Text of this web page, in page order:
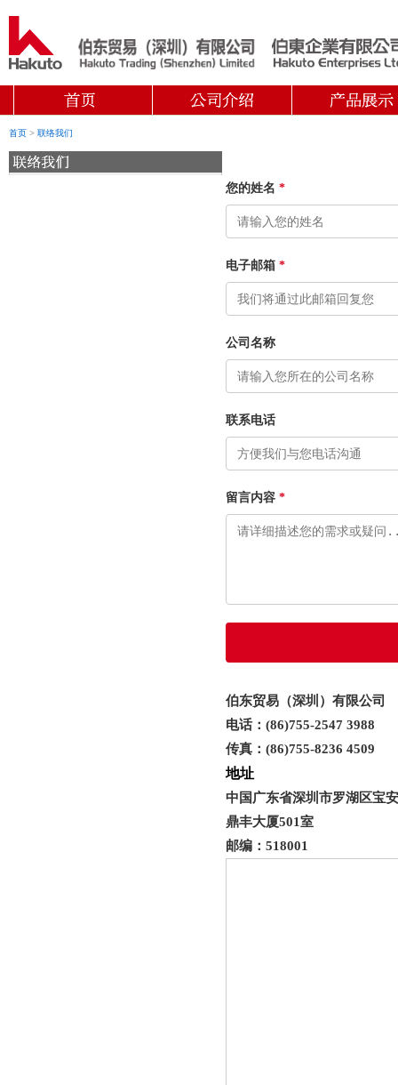
首页 > 联络我们
您的姓名 *
电子邮箱 *
公司名称
联系电话
留言内容 *
伯东贸易（深圳）有限公司
电话：(86)755-2547 3988
传真：(86)755-8236 4509
地址
中国广东省深圳市罗湖区宝
鼎丰大厦501室
邮编：518001